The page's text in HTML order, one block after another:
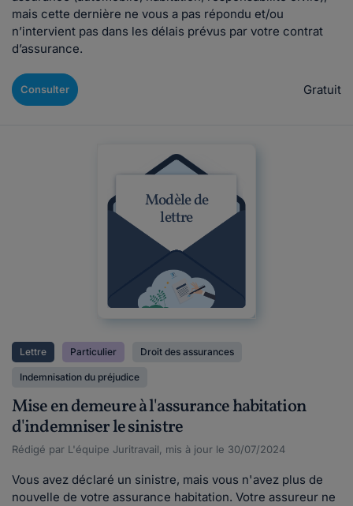
mais cette dernière ne vous a pas répondu et/ou
n’intervient pas dans les délais prévus par votre contrat
d’assurance.
Consulter Gratuit
Modèle de
lettre
Lettre Particulier Droit des assurances
Indemnisation du préjudice
Mise en demeure à l'assurance habitation
d'indemniser le sinistre
Rédigé par L'équipe Juritravail, mis à jour le 30/07/2024
Vous avez déclaré un sinistre, mais vous n'avez plus de
nouvelle de votre assurance habitation. Votre assureur ne